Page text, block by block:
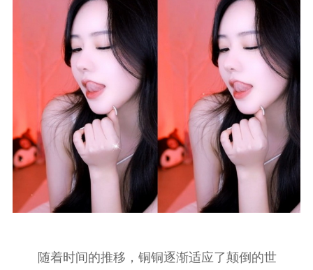
随着时间的推移，铜铜逐渐适应了颠倒的世